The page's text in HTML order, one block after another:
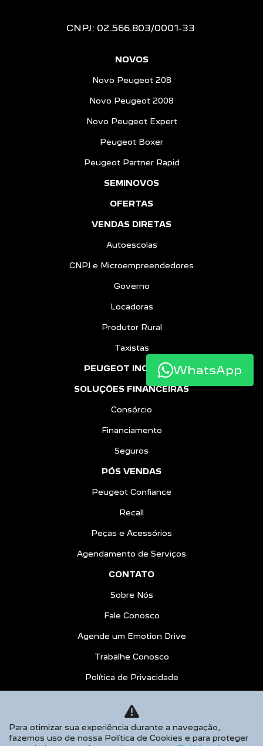
CNPJ: 02.566.803/0001-33
NOVOS
Novo Peugeot 208
Novo Peugeot 2008
Novo Peugeot Expert
Peugeot Boxer
Peugeot Partner Rapid
SEMINOVOS
OFERTAS
VENDAS DIRETAS
Autoescolas
CNPJ e Microempreendedores
Governo
Locadoras
Produtor Rural
Taxistas
PEUGEOT INCLUSÃO
SOLUÇÕES FINANCEIRAS
Consórcio
Financiamento
Seguros
PÓS VENDAS
Peugeot Confiance
Recall
Peças e Acessórios
Agendamento de Serviços
CONTATO
Sobre Nós
Fale Conosco
Agende um Emotion Drive
Trabalhe Conosco
Política de Privacidade
AGENDE UM TEST DRIVE
WhatsApp
Para otimizar sua experiência durante a navegação,
fazemos uso de nossa Política de Cookies e para proteger